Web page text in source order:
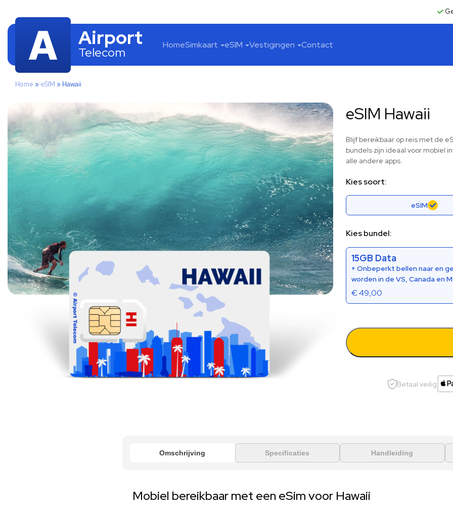
Airport
Telecom HomeSimkaart eSIM Vestigingen Contact
Home » eSIM » Hawaii
eSIM Hawaii
Blijf bereikbaar op reis met de
bundels zijn ideaal voor mobiel
alle andere apps.
Kies soort:
eSIM
Kies bundel:
15GB Data
+ Onbeperkt bellen naar en
worden in de VS, Canada en
€49,00
Betaal veilig
Omschrijving Specificaties Handleiding
Mobiel bereikbaar met een eSim voor Hawaii